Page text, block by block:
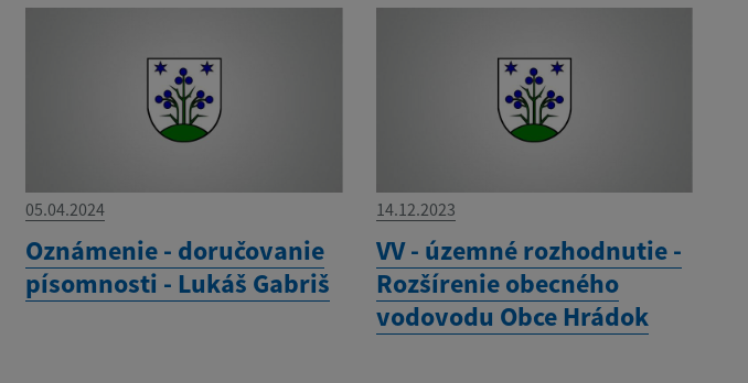
05.04.2024
Oznámenie - doručovanie
písomnosti - Lukáš Gabriš
14.12.2023
VV - územné rozhodnutie -
Rozšírenie obecného
vodovodu Obce Hrádok